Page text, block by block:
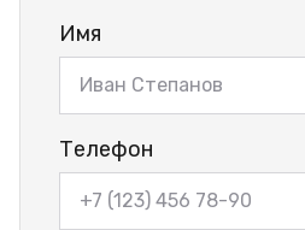
Имя
Телефон